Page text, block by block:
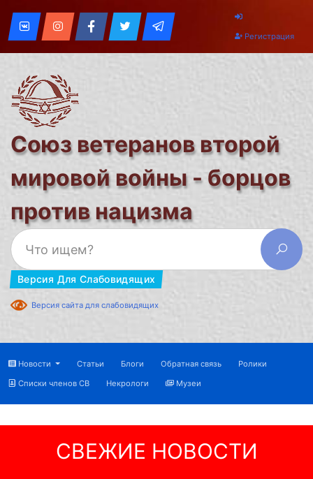
Регистрация
Союз ветеранов второй
мировой войны - борцов
против нацизма
Версия Для Слабовидящих
Версия сайта для слабовидящих
Новости Статьи Блоги Обратная связь
Ролики
Списки членов СВ
Некрологи Музеи
СВЕЖИЕ НОВОСТИ